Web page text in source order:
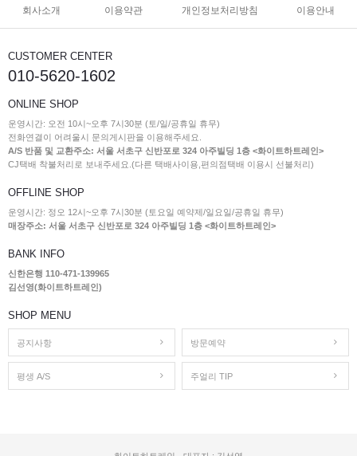
회사소개 이용약관 개인정보처리방침 이용안내
CUSTOMER CENTER
010-5620-1602
ONLINE SHOP
운영시간: 오전 10시~오후 7시30분 (토/일/공휴일 휴무)
전화연결이 어려울시 문의게시판을 이용해주세요.
A/S 반품 및 교환주소: 서울 서초구 신반포로 324 아주빌딩 1층 <화이트하트레인>
CJ택배 착불처리로 보내주세요.(다른 택배사이용,편의점택배 이용시 선불처리)
OFFLINE SHOP
운영시간: 정오 12시~오후 7시30분 (토요일 예약제/일요일/공휴일 휴무)
매장주소: 서울 서초구 신반포로 324 아주빌딩 1층 <화이트하트레인>
BANK INFO
신한은행 110-471-139965
김선영(화이트하트레인)
SHOP MENU
공지사항 방문예약
평생 A/S 주얼리 TIP